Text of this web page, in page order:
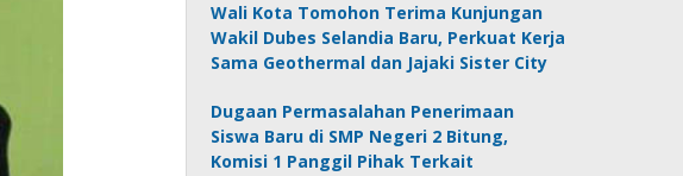
Wali Kota Tomohon Terima Kunjungan
Wakil Dubes Selandia Baru, Perkuat Kerja
Sama Geothermal dan Jajaki Sister City
Dugaan Permasalahan Penerimaan
Siswa Baru di SMP Negeri 2 Bitung,
Komisi 1 Panggil Pihak Terkait